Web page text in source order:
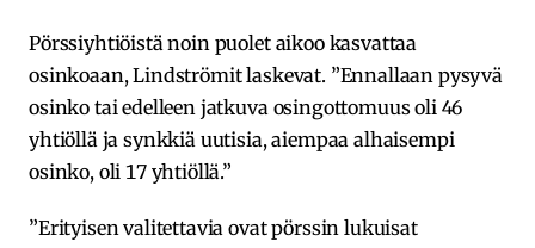
Pörssiyhtiöistä noin puolet aikoo kasvattaa
osinkoaan, Lindströmit laskevat. ”Ennallaan pysyvä
osinko tai edelleen jatkuva osingottomuus oli 46
yhtiöllä ja synkkiä uutisia, aiempaa alhaisempi
osinko, oli 17 yhtiöllä.”
”Erityisen valitettavia ovat pörssin lukuisat